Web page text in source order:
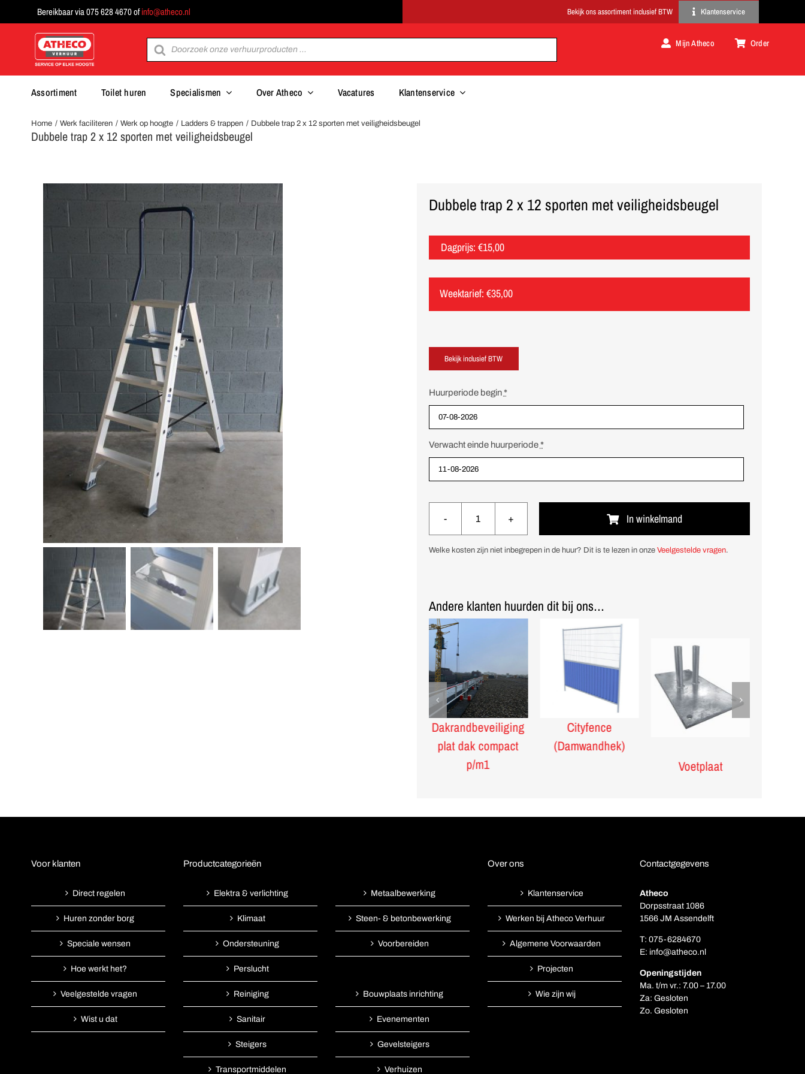
Bereikbaar via 075 628 4670 ofinfo@atheco.nl Klantenservice
Producten
zoeken
Mijn Atheco Order
Assortiment Toilet huren Specialismen Over Atheco Vacatures Klantenservice
Home Werk faciliteren Werk op hoogte Ladders & trappen Dubbele trap 2 x 12 sporten met veiligheidsbeugel
Dubbele trap 2 x 12 sporten met veiligheidsbeugel
Dubbele trap 2 x 12 sporten met veiligheidsbeugel
Dagprijs: €15,00
Weektarief: €35,00
Huurperiode begin*
Verwacht einde huurperiode*
Dubbele
trap
2
met
veiligheidsbeugel
In winkelmand
Welke kosten zijn niet inbegrepen in de huur? Dit is te lezen in onze Veelgestelde vragen.
Andere klanten huurden dit bij ons…
Dakrandbeveiliging
plat dak compact
p/m1
Cityfence
(Damwandhek)
Voetplaat
Voor klanten
Direct regelen
Huren zonder borg
Speciale wensen
Hoe werkt het?
Veelgestelde vragen
Wist u dat
Productcategorieën
Elektra & verlichting
Klimaat
Ondersteuning
Perslucht
Reiniging
Sanitair
Steigers
Transportmiddelen
Metaalbewerking
Steen- & betonbewerking
Voorbereiden
Bouwplaats inrichting
Evenementen
Gevelsteigers
Verhuizen
Over ons
Klantenservice
Werken bij Atheco Verhuur
Algemene Voorwaarden
Projecten
Wie zijn wij
Contactgegevens
Atheco
Dorpsstraat 1086
1566 JM Assendelft
T: 075-6284670
E: info@atheco.nl
Openingstijden
Ma. t/m vr.: 7.00 – 17.00
Za: Gesloten
Zo. Gesloten